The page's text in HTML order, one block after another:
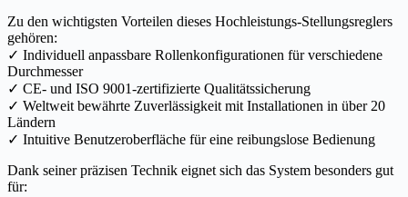
Zu den wichtigsten Vorteilen dieses Hochleistungs-Stellungsreglers
gehören:
✓ Individuell anpassbare Rollenkonfigurationen für verschiedene
Durchmesser
✓ CE- und ISO 9001-zertifizierte Qualitätssicherung
✓ Weltweit bewährte Zuverlässigkeit mit Installationen in über 20
Ländern
✓ Intuitive Benutzeroberfläche für eine reibungslose Bedienung
Dank seiner präzisen Technik eignet sich das System besonders gut
für: